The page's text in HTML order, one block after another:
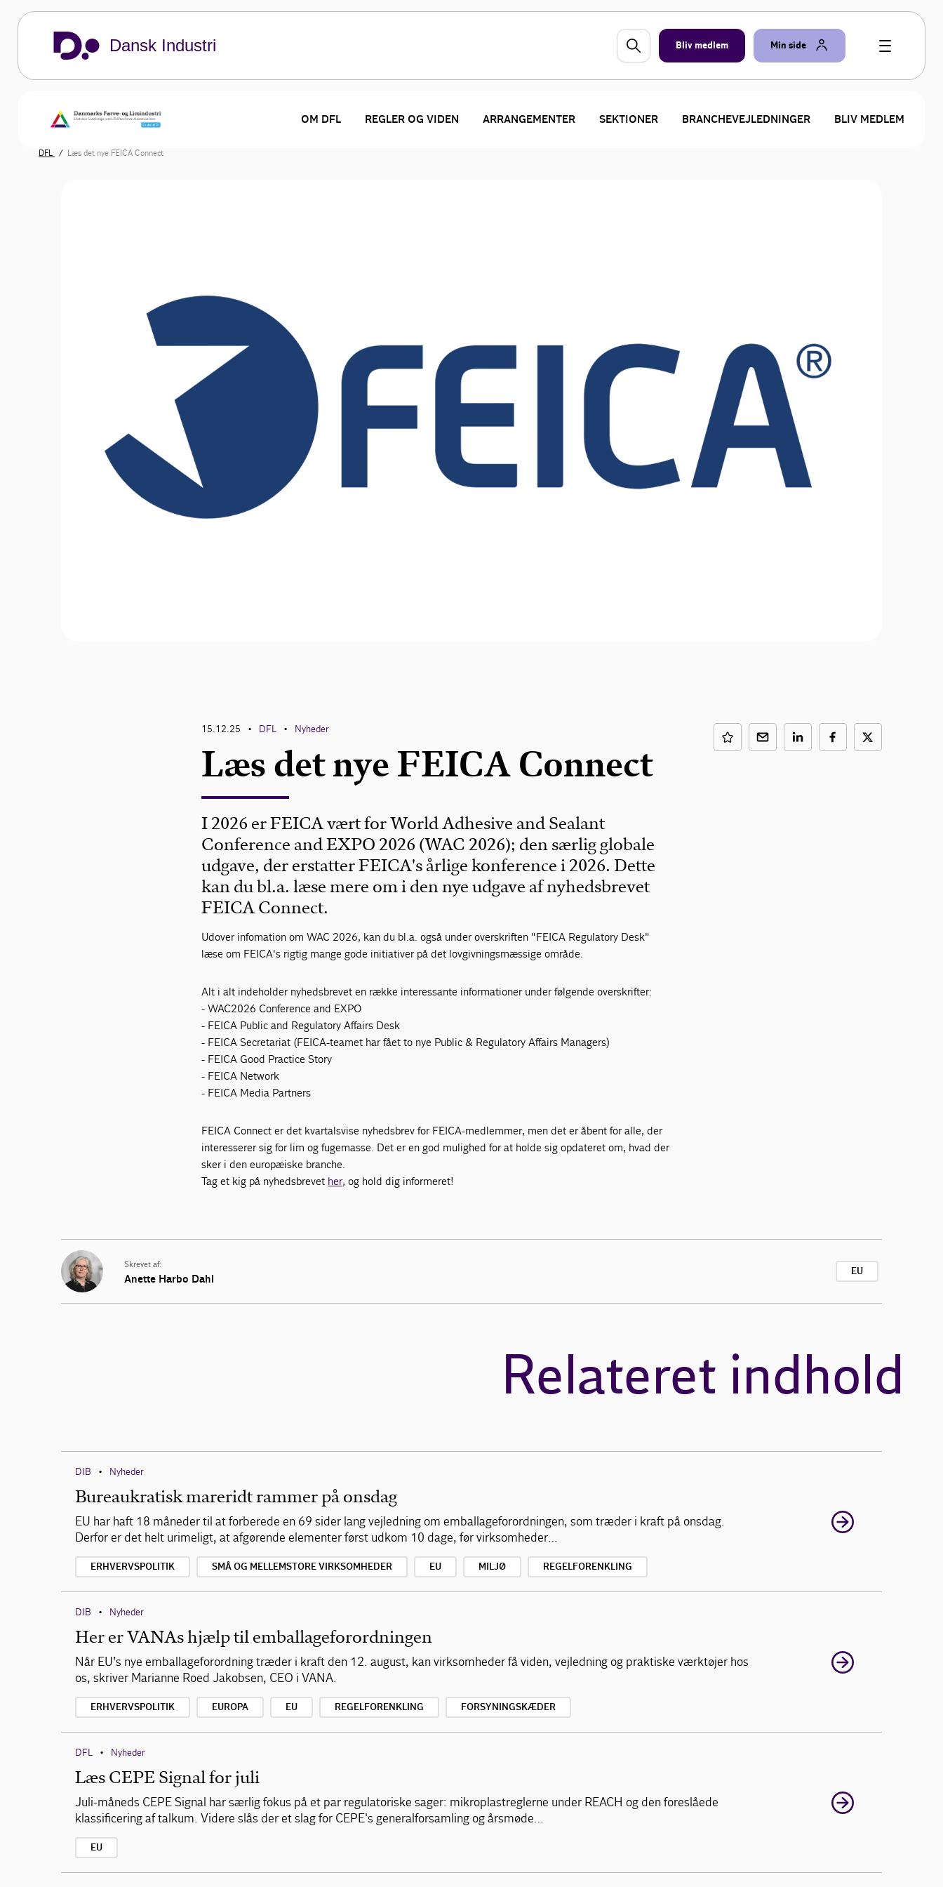
Dansk Industri Bliv medlem Min side
OM DFL REGLER OG VIDEN ARRANGEMENTER SEKTIONER BRANCHEVEJLEDNINGER BLIV MEDLEM
DFL Læs det nye FEICA Connect
15.12.25 • DFL • Nyheder
Læs det nye FEICA Connect
I 2026 er FEICA vært for World Adhesive and Sealant
Conference and EXPO 2026 (WAC 2026); den særlig globale
udgave, der erstatter FEICA's årlige konference i 2026. Dette
kan du bl.a. læse mere om i den nye udgave af nyhedsbrevet
FEICA Connect.
Udover infomation om WAC 2026, kan du bl.a. også under overskriften "FEICA Regulatory Desk"
læse om FEICA's rigtig mange gode initiativer på det lovgivningsmæssige område.
Alt i alt indeholder nyhedsbrevet en række interessante informationer under følgende overskrifter:
- WAC2026 Conference and EXPO
- FEICA Public and Regulatory Affairs Desk
- FEICA Secretariat (FEICA-teamet har fået to nye Public & Regulatory Affairs Managers)
- FEICA Good Practice Story
- FEICA Network
- FEICA Media Partners
FEICA Connect er det kvartalsvise nyhedsbrev for FEICA-medlemmer, men det er åbent for alle, der
interesserer sig for lim og fugemasse. Det er en god mulighed for at holde sig opdateret om, hvad der
sker i den europæiske branche.
Tag et kig på nyhedsbrevet her, og hold dig informeret!
Skrevet af:
Anette Harbo Dahl
EU
Relateret indhold
DIB • Nyheder
Bureaukratisk mareridt rammer på onsdag
EU har haft 18 måneder til at forberede en 69 sider lang vejledning om emballageforordningen, som træder i kraft på onsdag.
Derfor er det helt urimeligt, at afgørende elementer først udkom 10 dage, før virksomheder…
ERHVERVSPOLITIK SMÅ OG MELLEMSTORE VIRKSOMHEDER EU MILJØ REGELFORENKLING
DIB • Nyheder
Her er VANAs hjælp til emballageforordningen
Når EU’s nye emballageforordning træder i kraft den 12. august, kan virksomheder få viden, vejledning og praktiske værktøjer hos
os, skriver Marianne Roed Jakobsen, CEO i VANA.
ERHVERVSPOLITIK EUROPA EU REGELFORENKLING FORSYNINGSKÆDER
DFL • Nyheder
Læs CEPE Signal for juli
Juli-måneds CEPE Signal har særlig fokus på et par regulatoriske sager: mikroplastreglerne under REACH og den foreslåede
klassificering af talkum. Videre slås der et slag for CEPE's generalforsamling og årsmøde…
EU